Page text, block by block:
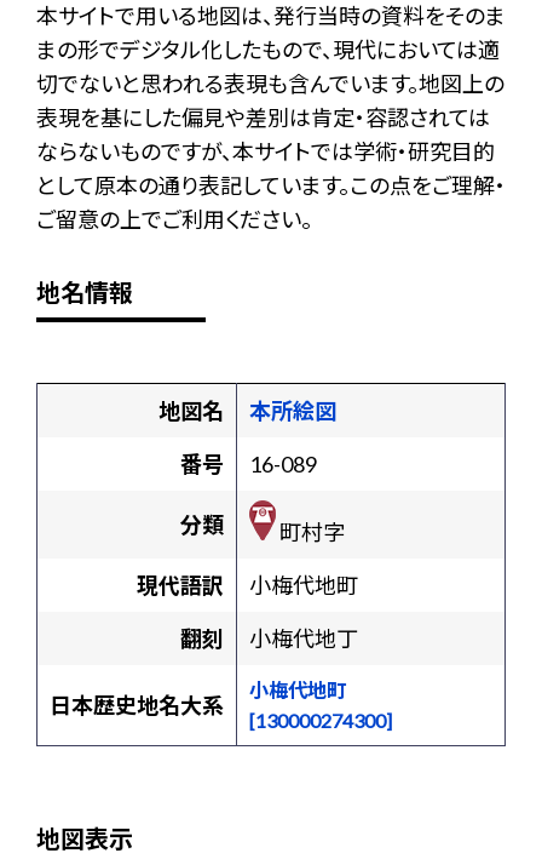
本サイトで用いる地図は、発行当時の資料をそのま
まの形でデジタル化したもので、現代においては適
切でないと思われる表現も含んでいます。地図上の
表現を基にした偏見や差別は肯定・容認されては
ならないものですが、本サイトでは学術・研究目的
として原本の通り表記しています。この点をご理解・
ご留意の上でご利用ください。
地名情報
地図名
本所絵図
番号
16-089
分類
町村字
現代語訳
小梅代地町
翻刻
小梅代地丁
日本歴史地名大系
小梅代地町
[130000274300]
地図表示